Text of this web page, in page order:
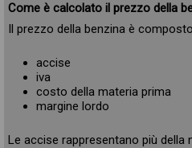
Come è calcolato il prezzo della
Il prezzo della benzina è
accise
iva
costo della materia prima
margine lordo
Le accise rappresentano più della